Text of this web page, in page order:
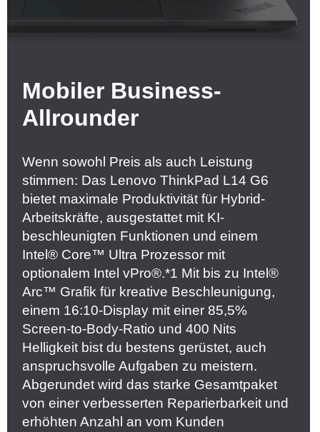
Mobiler Business-
Allrounder
Wenn sowohl Preis als auch Leistung
stimmen: Das Lenovo ThinkPad L14 G6
bietet maximale Produktivität für Hybrid-
Arbeitskräfte, ausgestattet mit KI-
beschleunigten Funktionen und einem
Intel® Core™ Ultra Prozessor mit
optionalem Intel vPro®.*1 Mit bis zu Intel®
Arc™ Grafik für kreative Beschleunigung,
einem 16:10-Display mit einer 85,5%
Screen-to-Body-Ratio und 400 Nits
Helligkeit bist du bestens gerüstet, auch
anspruchsvolle Aufgaben zu meistern.
Abgerundet wird das starke Gesamtpaket
von einer verbesserten Reparierbarkeit und
erhöhten Anzahl an vom Kunden